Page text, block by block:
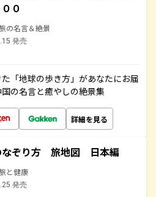
０
の名言＆絶景
発売
「地球の歩き方」があなたにお届
の名言と癒やしの絶景集
詳細を見る
なぞり方 旅地図 日本編
と健康
発売